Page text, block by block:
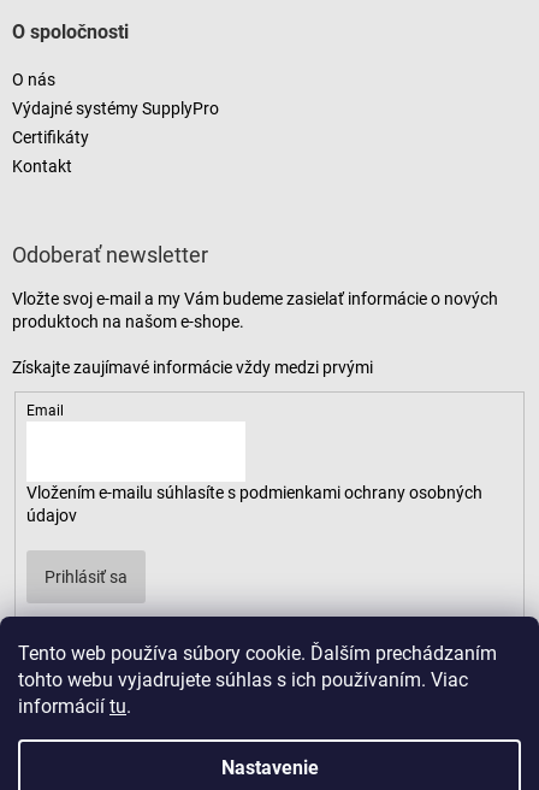
Tento web používa súbory cookie. Ďalším prechádzaním
tohto webu vyjadrujete súhlas s ich používaním. Viac
informácií tu.
Nastavenie
O spoločnosti
O nás
Výdajné systémy SupplyPro
Certifikáty
Kontakt
Odoberať newsletter
Vložte svoj e-mail a my Vám budeme zasielať informácie o nových
produktoch na našom e-shope.
Email
Vložením e-mailu súhlasíte s podmienkami ochrany osobných
údajov
Prihlásiť sa